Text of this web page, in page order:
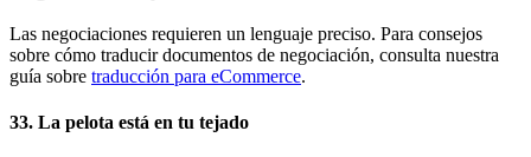
Las negociaciones requieren un lenguaje preciso. Para consejos
sobre cómo traducir documentos de negociación, consulta nuestra
guía sobre traducción para eCommerce.
33. La pelota está en tu tejado